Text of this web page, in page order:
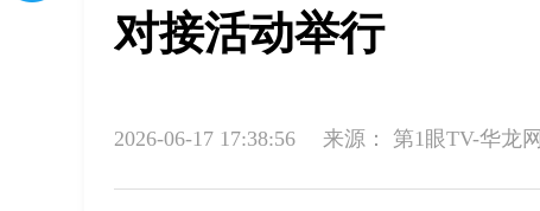
对接活动举行
2026-06-17 17:38:56 来源： 第1眼TV-华龙网